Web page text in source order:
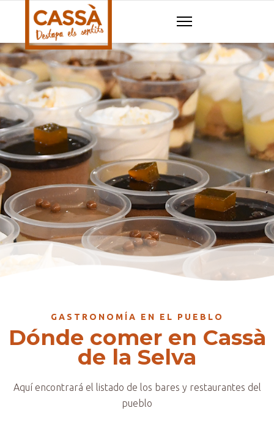
GASTRONOMÍA EN EL PUEBLO
Dónde comer en Cassà
de la Selva
Aquí encontrará el listado de los bares y restaurantes del
pueblo